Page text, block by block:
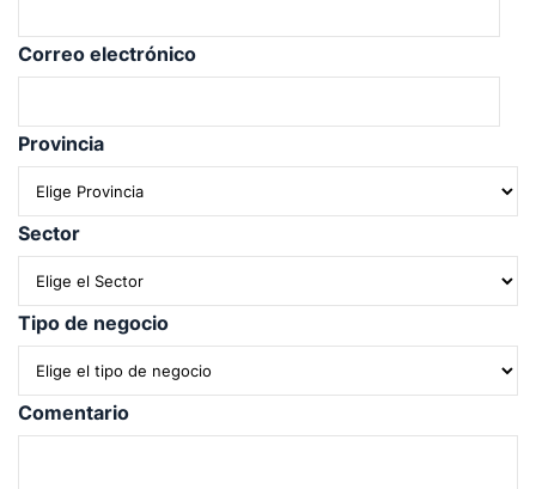
Correo electrónico
Provincia
Sector
Tipo de negocio
Comentario